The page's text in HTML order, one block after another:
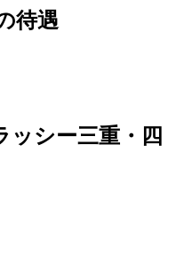
待遇
ッシー三重・四